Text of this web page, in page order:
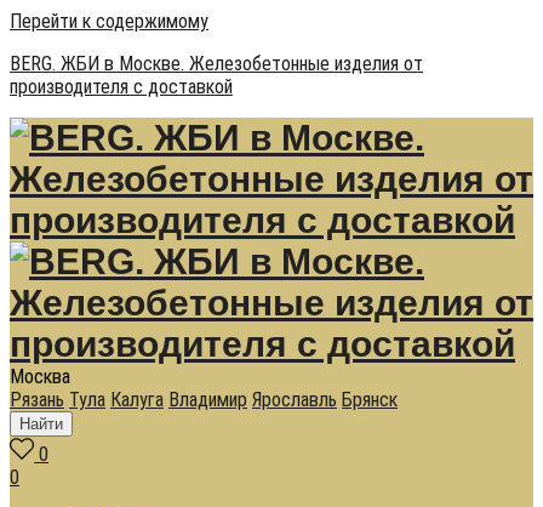
Перейти к содержимому
BERG. ЖБИ в Москве. Железобетонные изделия от
производителя с доставкой
Москва
Рязань Тула Калуга Владимир Ярославль Брянск
Найти
0
0